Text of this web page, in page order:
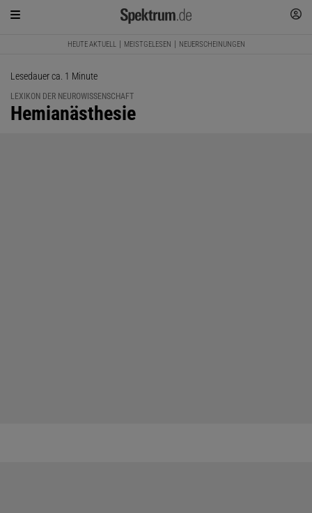
HEUTE AKTUELL MEISTGELESEN NEUERSCHEINUNGEN
Lesedauer ca. 1 Minute
LEXIKON DER NEUROWISSENSCHAFT
:
Hemianästhesie